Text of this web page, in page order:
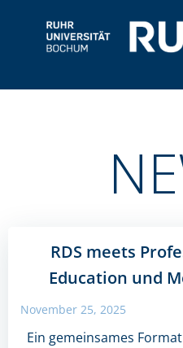
RDS meets
Education und
November 25, 2025
Ein gemeinsames